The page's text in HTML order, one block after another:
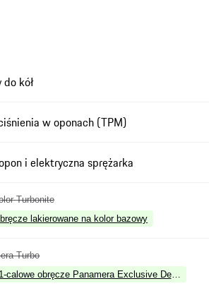
kół
w oponach (TPM)
i elektryczna sprężarka
Turbonite
lakierowane na kolor bazowy
Turbo
calowe obręcze Panamera Exclusive Design